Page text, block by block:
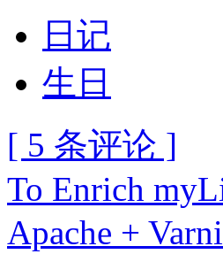
日记
生日
[ 5 条评论 ]
To Enrich
Apache +